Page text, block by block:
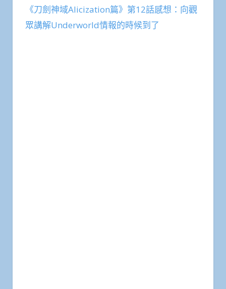
《刀劍神域Alicization篇》第12話感想：向觀
眾講解Underworld情報的時候到了